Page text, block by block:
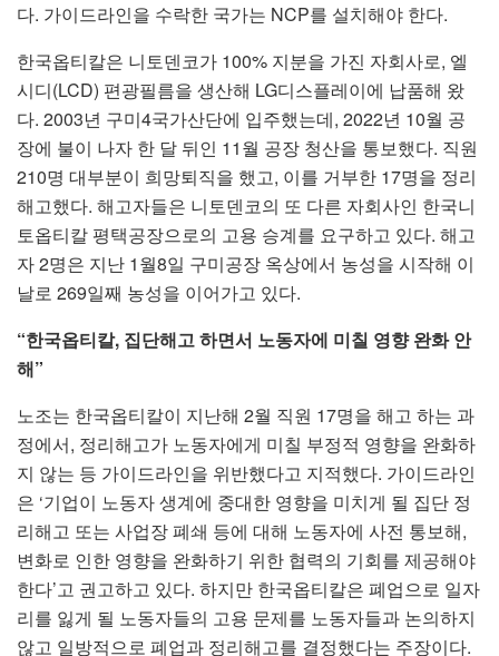
다. 가이드라인을 수락한 국가는 NCP를 설치해야 한다.
한국옵티칼은 니토덴코가 100% 지분을 가진 자회사로, 엘
시디(LCD) 편광필름을 생산해 LG디스플레이에 납품해 왔
다. 2003년 구미4국가산단에 입주했는데, 2022년 10월 공
장에 불이 나자 한 달 뒤인 11월 공장 청산을 통보했다. 직원
210명 대부분이 희망퇴직을 했고, 이를 거부한 17명을 정리
해고했다. 해고자들은 니토덴코의 또 다른 자회사인 한국니
토옵티칼 평택공장으로의 고용 승계를 요구하고 있다. 해고
자 2명은 지난 1월8일 구미공장 옥상에서 농성을 시작해 이
날로 269일째 농성을 이어가고 있다.
“한국옵티칼, 집단해고 하면서 노동자에 미칠 영향 완화 안
해”
노조는 한국옵티칼이 지난해 2월 직원 17명을 해고 하는 과
정에서, 정리해고가 노동자에게 미칠 부정적 영향을 완화하
지 않는 등 가이드라인을 위반했다고 지적했다. 가이드라인
은 ‘기업이 노동자 생계에 중대한 영향을 미치게 될 집단 정
리해고 또는 사업장 폐쇄 등에 대해 노동자에 사전 통보해,
변화로 인한 영향을 완화하기 위한 협력의 기회를 제공해야
한다’고 권고하고 있다. 하지만 한국옵티칼은 폐업으로 일자
리를 잃게 될 노동자들의 고용 문제를 노동자들과 논의하지
않고 일방적으로 폐업과 정리해고를 결정했다는 주장이다.